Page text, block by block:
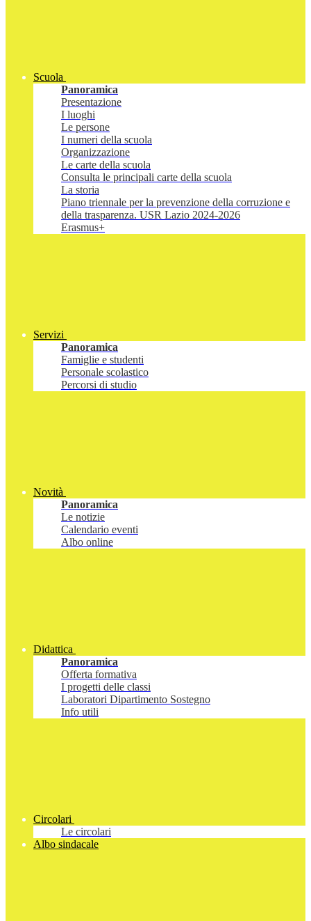
Scuola
Panoramica
Presentazione
I luoghi
Le persone
I numeri della scuola
Organizzazione
Le carte della scuola
Consulta le principali carte della scuola
La storia
Piano triennale per la prevenzione della corruzione e
della trasparenza. USR Lazio 2024-2026
Erasmus+
Servizi
Panoramica
Famiglie e studenti
Personale scolastico
Percorsi di studio
Novità
Panoramica
Le notizie
Calendario eventi
Albo online
Didattica
Panoramica
Offerta formativa
I progetti delle classi
Laboratori Dipartimento Sostegno
Info utili
Circolari
Le circolari
Albo sindacale